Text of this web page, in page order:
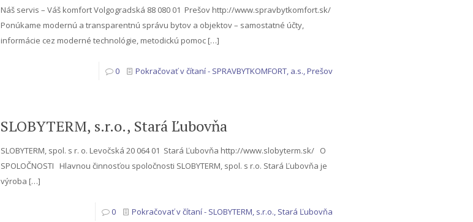
Náš servis – Váš komfort Volgogradská 88 080 01 Prešov http://www.spravbytkomfort.sk/
Ponúkame modernú a transparentnú správu bytov a objektov – samostatné účty,
informácie cez moderné technológie, metodickú pomoc[…]
0 Pokračovať v čítaní- SPRAVBYTKOMFORT, a.s., Prešov
SLOBYTERM, s.r.o., Stará Ľubovňa
SLOBYTERM, spol. s r. o. Levočská 20 064 01 Stará Ľubovňa http://www.slobyterm.sk/ O
SPOLOČNOSTI Hlavnou činnosťou spoločnosti SLOBYTERM, spol. s r.o. Stará Ľubovňa je
výroba […]
0 Pokračovať v čítaní- SLOBYTERM, s.r.o., Stará Ľubovňa